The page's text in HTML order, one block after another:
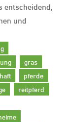
entscheidend,
und
gras
pferde
reitpferd